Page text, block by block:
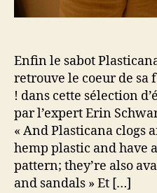
Enfin le sabot
retrouve le coeur de sa
! dans cette sélection
par l’expert Erin
« And Plasticana clogs
hemp plastic and have
pattern; they’re also
and sandals » Et […]